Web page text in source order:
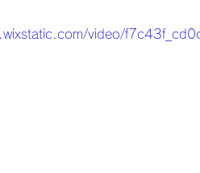
オートミール 簡単・時短
video/